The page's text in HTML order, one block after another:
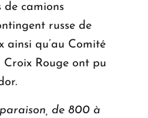
de camions
russe de
ainsi qu’au Comité
Rouge ont pu
de 800 à